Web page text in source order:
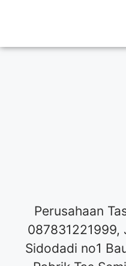
Perusahaan
087831221999,
Sidodadi no1